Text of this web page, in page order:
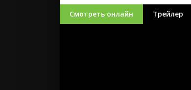
Смотреть онлайн Трейлер